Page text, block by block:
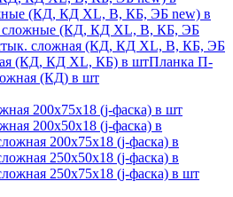
(КД, КД XL, В, КБ, ЭБ new) в
сложные (КД, КД XL, В, КБ, ЭБ
сложная (КД, КД XL, В, КБ, ЭБ
(КД, КД XL, КБ) в штПланка П-
(КД) в шт
200х75х18 (j-фаска) в шт
200х50х18 (j-фаска) в
200х75х18 (j-фаска) в
250х50х18 (j-фаска) в
250х75х18 (j-фаска) в шт